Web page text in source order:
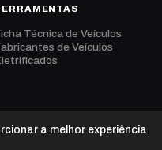
Técnica de Veículos
de Veículos
a melhor experiência